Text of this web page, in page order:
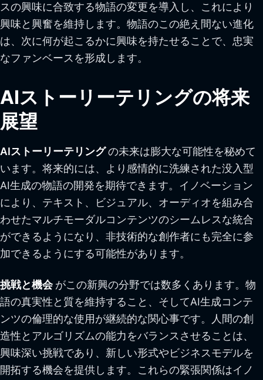
スの興味に合致する物語の変更を導入し、これにより
興味と興奮を維持します。物語のこの絶え間ない進化
は、次に何が起こるかに興味を持たせることで、忠実
なファンベースを形成します。
AIストーリーテリングの将来
展望
AIストーリーテリングの未来は膨大な可能性を秘めて
います。将来的には、より感情的に洗練された没入型
AI生成の物語の開発を期待できます。イノベーション
により、テキスト、ビジュアル、オーディオを組み合
わせたマルチモーダルコンテンツのシームレスな統合
ができるようになり、非技術的な創作者にも完全に参
加できるようにする可能性があります。
挑戦と機会がこの新興の分野では数多くあります。物
語の真実性と質を維持すること、そしてAI生成コンテ
ンツの倫理的な使用が継続的な関心事です。人間の創
造性とアルゴリズムの能力をバランスさせることは、
興味深い挑戦であり、新しい形式やビジネスモデルを
開拓する機会を提供します。これらの緊張関係はイノ